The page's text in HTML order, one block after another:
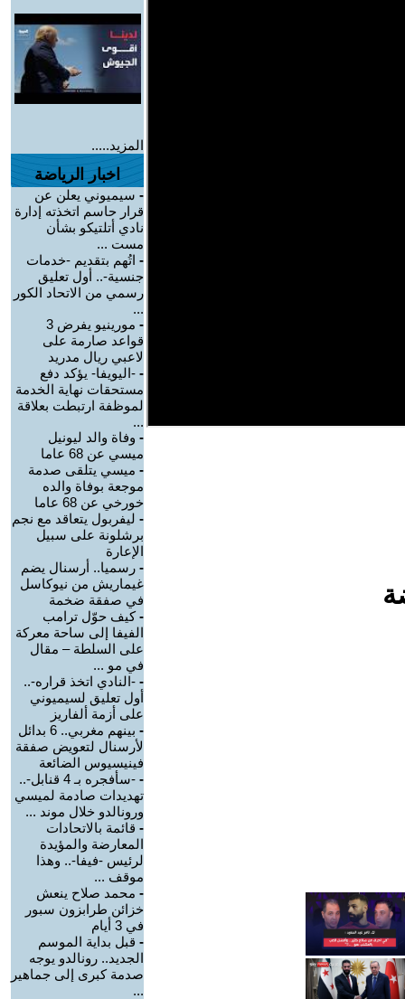
المزيد.....
اخبار الرياضة
- سيميوني يعلن عن
قرار حاسم اتخذته إدارة
نادي أتلتيكو بشأن
مست ...
- اتُهم بتقديم -خدمات
جنسية-.. أول تعليق
رسمي من الاتحاد الكور
...
-
مورينيو يفرض 3
قواعد صارمة على
لاعبي ريال مدريد
- -اليويفا- يؤكد دفع
مستحقات نهاية الخدمة
لموظفة ارتبطت بعلاقة
...
- وفاة والد ليونيل
ميسي عن 68 عاما
- ميسي يتلقى صدمة
موجعة بوفاة والده
خورخي عن 68 عاما
- ليفربول يتعاقد مع نجم
برشلونة على سبيل
الإعارة
- رسميا.. أرسنال يضم
غيماريش من نيوكاسل
في صفقة ضخمة
-كيف حوّل ترامب
الفيفا إلى ساحة معركة
على السلطة – مقال
في مو ...
- -النادي اتخذ قراره-..
أول تعليق لسيميوني
على أزمة ألفاريز
-
بينهم مغربي.. 6 بدائل
لأرسنال لتعويض صفقة
فينيسيوس الضائعة
-
-سأفجره بـ 4 قنابل-..
تهديدات صادمة لميسي
ورونالدو خلال موند ...
- قائمة بالاتحادات
المعارضة والمؤيدة
لرئيس -فيفا-.. وهذا
موقف ...
- محمد صلاح ينعش
خزائن طرابزون سبور
في 3 أيام
- قبل بداية الموسم
الجديد.. رونالدو يوجه
صدمة كبرى إلى جماهير
...